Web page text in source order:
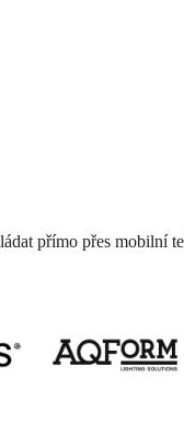
přímo přes mobilní